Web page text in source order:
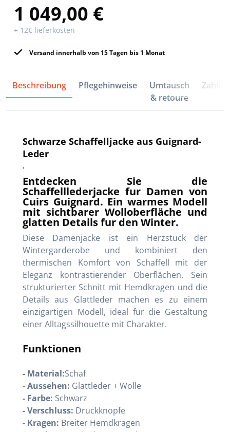
1 049,00 €
+ 12€ lieferkosten
Versand innerhalb von 15 Tagen bis 1 Monat
Beschreibung Pflegehinweise
Umtausch
& retoure
Schwarze Schaffelljacke aus Guignard-
Leder
'
Entdecken Sie die
Schaffelllederjacke fur Damen von
Cuirs Guignard. Ein warmes Modell
mit sichtbarer Wolloberfläche und
glatten Details fur den Winter.
Diese Damenjacke ist ein Herzstuck der
Wintergarderobe und kombiniert den
thermischen Komfort von Schaffell mit der
Eleganz kontrastierender Oberflächen. Sein
strukturierter Schnitt mit Hemdkragen und die
Details aus Glattleder machen es zu einem
einzigartigen Modell, ideal fur die Gestaltung
einer Alltagssilhouette mit Charakter.
Funktionen
- Material:Schaf
- Aussehen: Glattleder + Wolle
- Farbe: Schwarz
- Verschluss: Druckknopfe
- Kragen: Breiter Hemdkragen